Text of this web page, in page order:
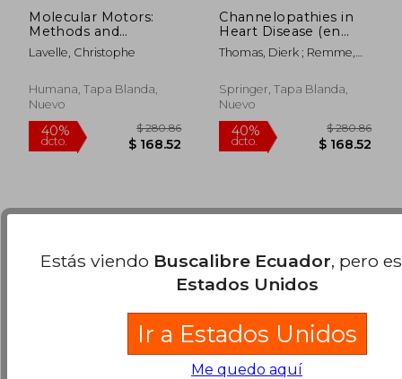
$ 114.52
Molecular Motors:
Methods and
Protocols (en Inglés)
Lavelle, Christophe
Humana, Tapa Blanda,
Nuevo
Channelopathies in
Heart Disease (en
Inglés)
Thomas, Dierk ; Remme,
Springer, Tapa Blanda,
Nuevo
Estás viendo Buscalibre Ecuador, pero
Estados Unidos
Ir a Estados Unidos
Me quedo aquí